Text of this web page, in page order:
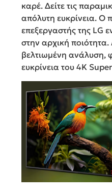
καρέ. Δείτε τις
απόλυτη ευκρίνεια. Ο
επεξεργαστής της LG
στην αρχική
βελτιωμένη ανάλυση,
ευκρίνεια του 4K